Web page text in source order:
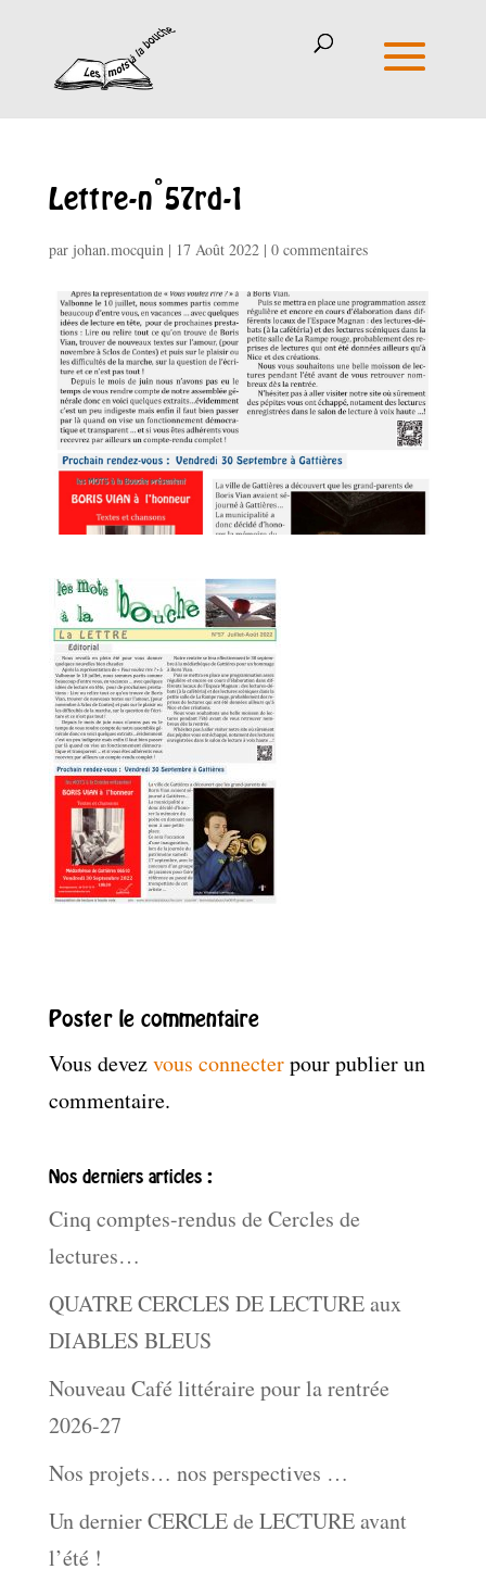
Lettre-n°57rd-1
par johan.mocquin| 17 Août 2022| 0 commentaires
Poster le commentaire
Vous devezvous connecterpour publier un
commentaire.
Nos derniers articles :
Cinq comptes-rendus de Cercles de
lectures…
QUATRE CERCLES DE LECTURE aux
DIABLES BLEUS
Nouveau Café littéraire pour la rentrée
2026-27
Nos projets… nos perspectives …
Un dernier CERCLE de LECTURE avant
l’été !